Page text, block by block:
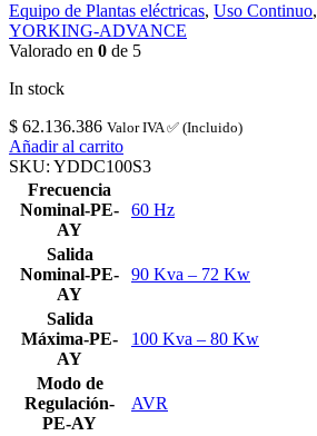
Equipo de Plantas eléctricas, Uso Continuo,
YORKING-ADVANCE
Valorado en 0 de 5
In stock
$ 62.136.386 Valor IVA ✅ (Incluido)
Añadir al carrito
SKU: YDDC100S3
Frecuencia
Nominal-PE-
AY
60 Hz
Salida
Nominal-PE-
AY
90 Kva – 72 Kw
Salida
Máxima-PE-
AY
100 Kva – 80 Kw
Modo de
Regulación-
PE-AY
AVR